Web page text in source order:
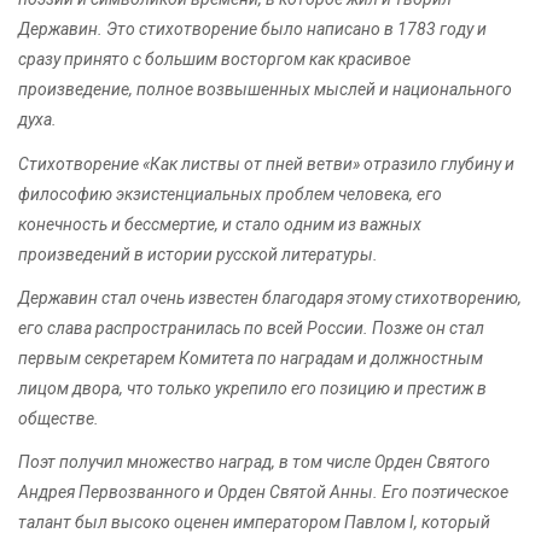
Державин. Это стихотворение было написано в 1783 году и
сразу принято с большим восторгом как красивое
произведение, полное возвышенных мыслей и национального
духа.
Стихотворение «Как листвы от пней ветви» отразило глубину и
философию экзистенциальных проблем человека, его
конечность и бессмертие, и стало одним из важных
произведений в истории русской литературы.
Державин стал очень известен благодаря этому стихотворению,
его слава распространилась по всей России. Позже он стал
первым секретарем Комитета по наградам и должностным
лицом двора, что только укрепило его позицию и престиж в
обществе.
Поэт получил множество наград, в том числе Орден Святого
Андрея Первозванного и Орден Святой Анны. Его поэтическое
талант был высоко оценен императором Павлом I, который